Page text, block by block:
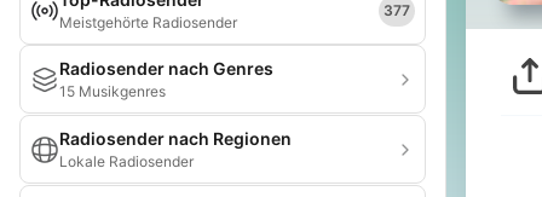
Meistgehörte Radiosender
377
Radiosender nach Genres
15 Musikgenres
Radiosender nach Regionen
Lokale Radiosender